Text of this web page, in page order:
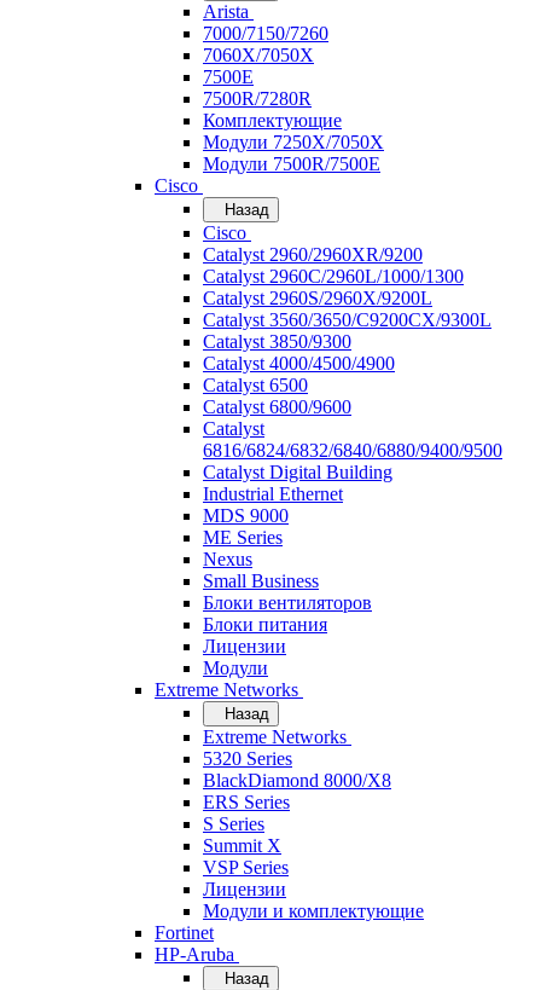
Arista
7000/7150/7260
7060X/7050X
7500E
7500R/7280R
Комплектующие
Модули 7250X/7050X
Модули 7500R/7500E
Cisco
Назад
Cisco
Catalyst 2960/2960XR/9200
Catalyst 2960C/2960L/1000/1300
Catalyst 2960S/2960X/9200L
Catalyst 3560/3650/C9200CX/9300L
Catalyst 3850/9300
Catalyst 4000/4500/4900
Catalyst 6500
Catalyst 6800/9600
Catalyst
6816/6824/6832/6840/6880/9400/9500
Catalyst Digital Building
Industrial Ethernet
MDS 9000
ME Series
Nexus
Small Business
Блоки вентиляторов
Блоки питания
Лицензии
Модули
Extreme Networks
Назад
Extreme Networks
5320 Series
BlackDiamond 8000/X8
ERS Series
S Series
Summit X
VSP Series
Лицензии
Модули и комплектующие
Fortinet
HP-Aruba
Назад